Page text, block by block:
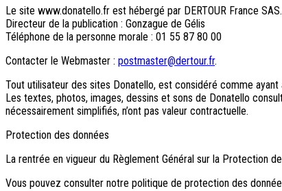
Croatie
Espagne
Grèce
Italie
Portugal
Slovénie
Types de voyage
Circuits accompagnés
Circuits en petit groupe
Circuits en train
Séjours balnéaires
Séjours avec excursions
Le site www.donatello.fr est hébergé par DERTOUR France SAS.
Directeur de la publication : Gonzague de Gélis
Téléphone de la personne morale : 01 55 87 80 00
Contacter le Webmaster : postmaster@dertour.fr.
Tout utilisateur des sites Donatello, est considéré comme
Les textes, photos, images, dessins et sons de Donatello
nécessairement simplifiés, n’ont pas valeur contractuelle.
Protection des données
La rentrée en vigueur du Règlement Général sur la Protection
Vous pouvez consulter notre politique de protection des